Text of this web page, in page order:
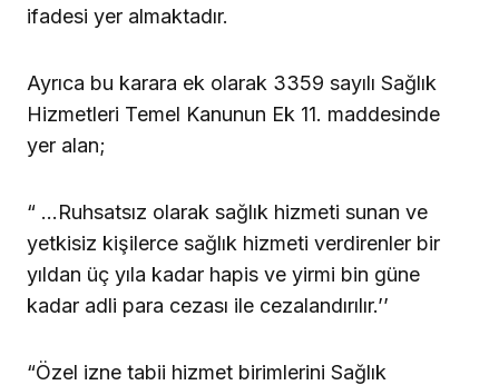
ifadesi yer almaktadır.
Ayrıca bu karara ek olarak 3359 sayılı Sağlık
Hizmetleri Temel Kanunun Ek 11. maddesinde
yer alan;
“ …Ruhsatsız olarak sağlık hizmeti sunan ve
yetkisiz kişilerce sağlık hizmeti verdirenler bir
yıldan üç yıla kadar hapis ve yirmi bin güne
kadar adli para cezası ile cezalandırılır.’’
“Özel izne tabii hizmet birimlerini Sağlık